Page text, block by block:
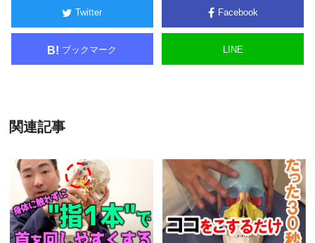
Twitter Facebook
B! ブックマーク LINE
関連記事